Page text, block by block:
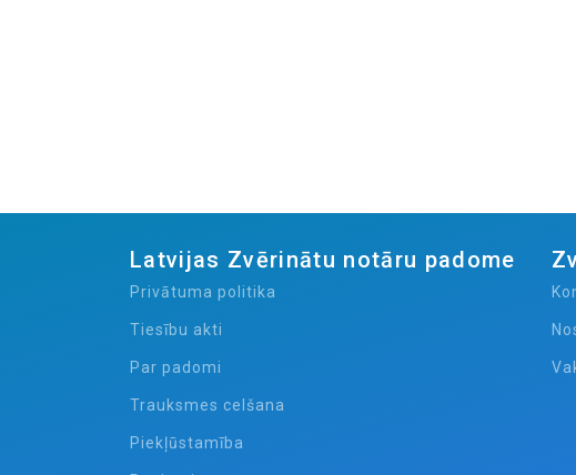
Latvijas Zvērinātu notāru padome
Privātuma politika
Tiesību akti
Par padomi
Trauksmes celšana
Piekļūstamība